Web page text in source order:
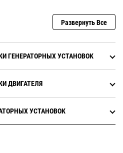
Развернуть Все
ГЕНЕРАТОРНЫХ УСТАНОВОК
ДВИГАТЕЛЯ
УСТАНОВОК